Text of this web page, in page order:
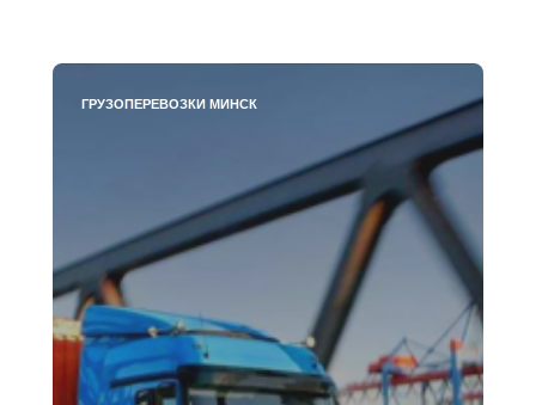
ГРУЗОПЕРЕВОЗКИ МИНСК